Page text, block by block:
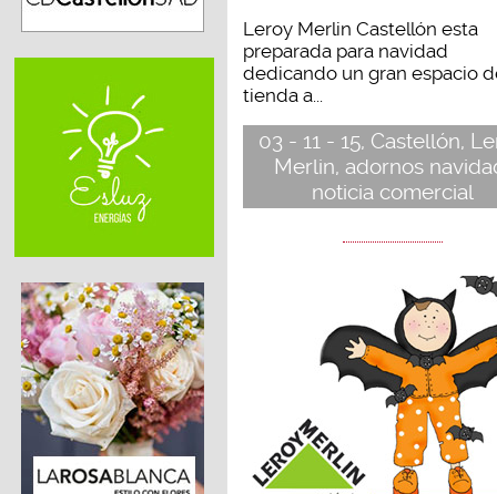
Leroy Merlin Castellón esta
preparada para navidad
dedicando un gran espacio
tienda a...
03 - 11 - 15, Castellón,
Merlin, adornos
noticia comercial